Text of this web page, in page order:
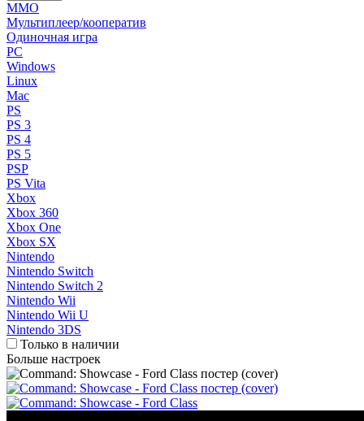
MMO
Мультиплеер/кооператив
Одиночная игра
PC
Windows
Linux
Mac
PS
PS 3
PS 4
PS 5
PSP
PS Vita
Xbox
Xbox 360
Xbox One
Xbox SX
Nintendo
Nintendo Switch
Nintendo Switch 2
Nintendo Wii
Nintendo Wii U
Nintendo 3DS
Только в наличии
Больше настроек